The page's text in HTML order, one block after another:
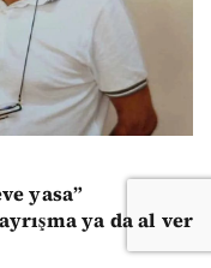
yasa”
ya da al ver